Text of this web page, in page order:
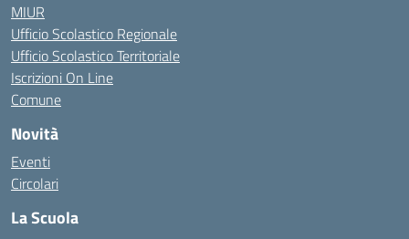
MIUR
Ufficio Scolastico Regionale
Ufficio Scolastico Territoriale
Iscrizioni On Line
Comune
Novità
Eventi
Circolari
La Scuola